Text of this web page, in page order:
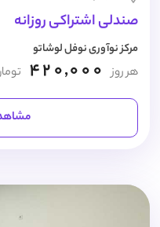
صندلی اشتراکی روزانه
مرکز نوآوری نوفل لوشاتو
هر روز 420,000